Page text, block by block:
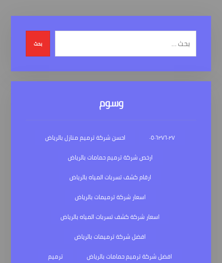
بحث
وسوم
٠٥٠٦٢٧٦٠٢٧
احسن شركة ترميم منازل بالرياض
ارخص شركة ترميم حمامات بالرياض
ارقام كشف تسربات المياه بالرياض
اسعار شركة ترميمات بالرياض
اسعار شركة كشف تسربات المياه بالرياض
افضل شركة ترميمات بالرياض
افضل شركة ترميم حمامات بالرياض
ترميم